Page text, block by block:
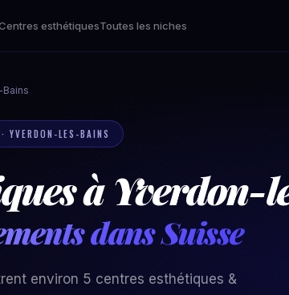
esthétiquesToutes les niches
YVERDON-LES-BAINS
à Yverdon-
dans Suisse
environ 5 centres esthétiques &